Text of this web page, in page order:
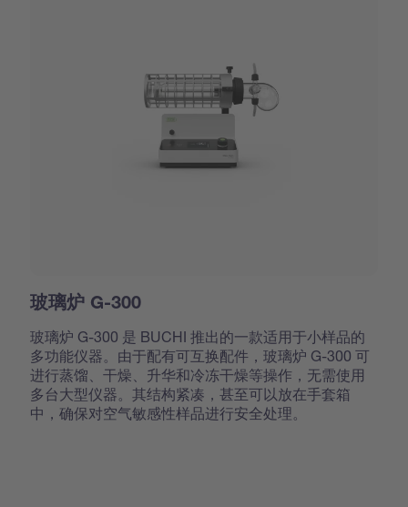
玻璃炉 G-300
玻璃炉 G-300 是 BUCHI 推出的一款适用于小样品的
多功能仪器。由于配有可互换配件，玻璃炉 G-300 可
进行蒸馏、干燥、升华和冷冻干燥等操作，无需使用
多台大型仪器。其结构紧凑，甚至可以放在手套箱
中，确保对空气敏感性样品进行安全处理。